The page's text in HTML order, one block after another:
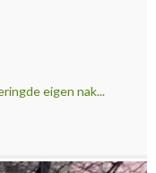
eigen nak...